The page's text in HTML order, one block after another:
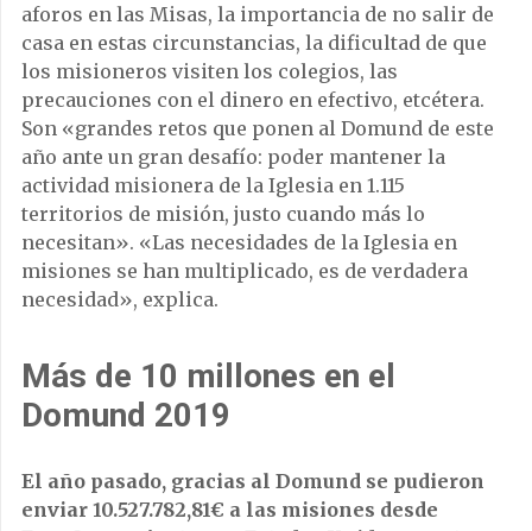
aforos en las Misas, la importancia de no salir de
casa en estas circunstancias, la dificultad de que
los misioneros visiten los colegios, las
precauciones con el dinero en efectivo, etcétera.
Son «grandes retos que ponen al Domund de este
año ante un gran desafío: poder mantener la
actividad misionera de la Iglesia en 1.115
territorios de misión, justo cuando más lo
necesitan». «Las necesidades de la Iglesia en
misiones se han multiplicado, es de verdadera
necesidad», explica.
Más de 10 millones en el
Domund 2019
El año pasado, gracias al Domund se pudieron
enviar 10.527.782,81€ a las misiones desde